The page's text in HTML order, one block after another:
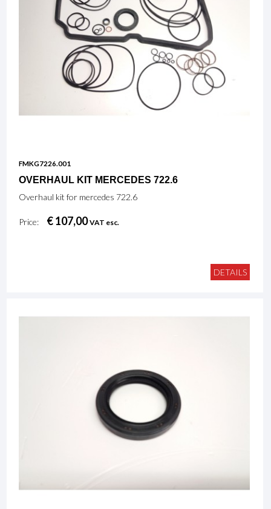
FMKG7226.001
OVERHAUL KIT MERCEDES 722.6
Overhaul kit for mercedes 722.6
Price: € 107,00VAT esc.
DETAILS